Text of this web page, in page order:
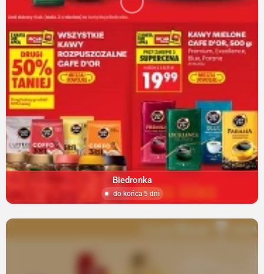
Biedronka
do końca 5 dni